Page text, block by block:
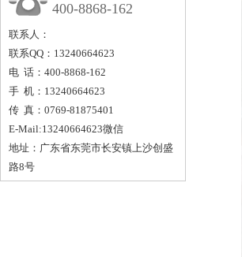
400-8868-162
联系人：
联系QQ：13240664623
电 话：400-8868-162
手 机：13240664623
传 真：0769-81875401
E-Mail:13240664623微信
地址：广东省东莞市长安镇上沙创盛
路8号